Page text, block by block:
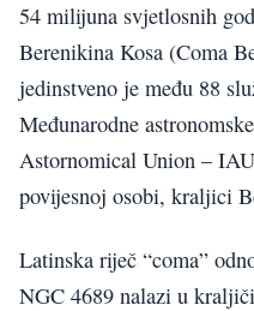
54 milijuna svjetlosnih
Berenikina Kosa (Coma
jedinstveno je među 88
Međunarodne
Astornomical Union –
povijesnoj osobi, kraljici
Latinska riječ “coma”
NGC 4689 nalazi u